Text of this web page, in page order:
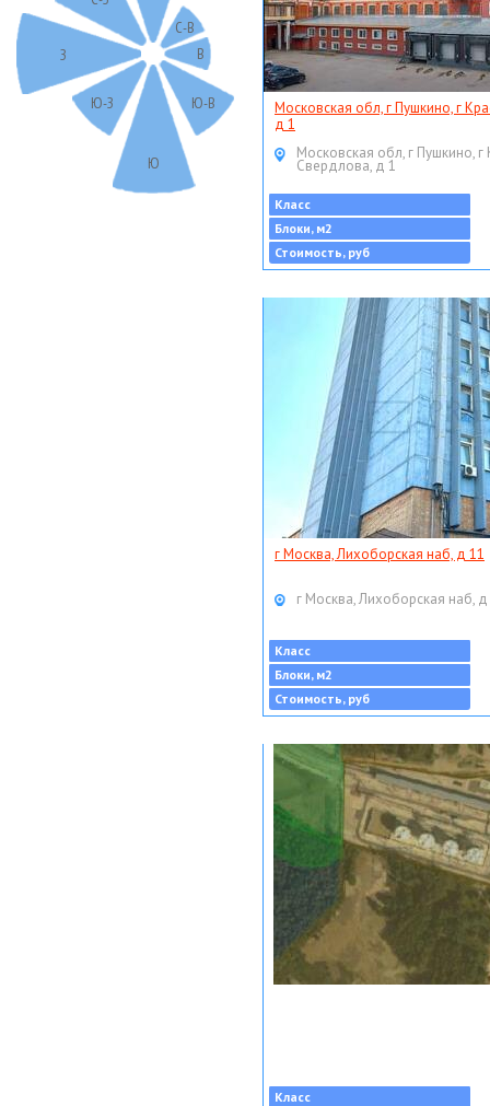
С-В
В
Ю-В
Ю
Ю-З
З
Московская обл, г Пушкино, г
д 1
Московская обл, г Пушкино, г
Свердлова, д 1
Класс
Блоки, м2
Стоимость, руб
г Москва, Лихоборская наб, д 11
г Москва, Лихоборская наб,
Класс
Блоки, м2
Стоимость, руб
Класс